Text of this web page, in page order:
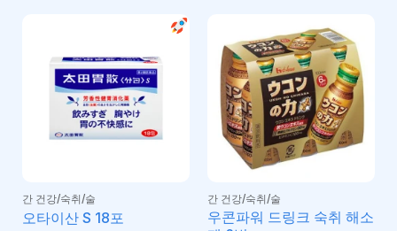
간 건강/숙취/술
오타이산 S 18포
간 건강/숙취/술
우콘파워 드링크 숙취 해소